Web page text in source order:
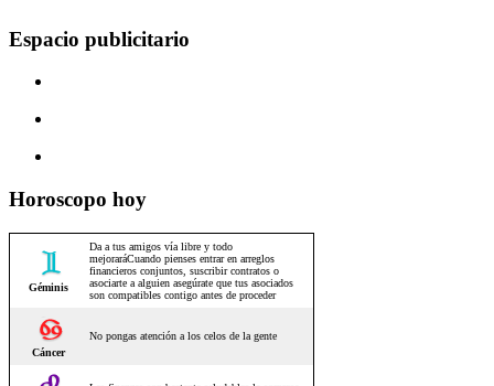
Espacio publicitario
Horoscopo hoy